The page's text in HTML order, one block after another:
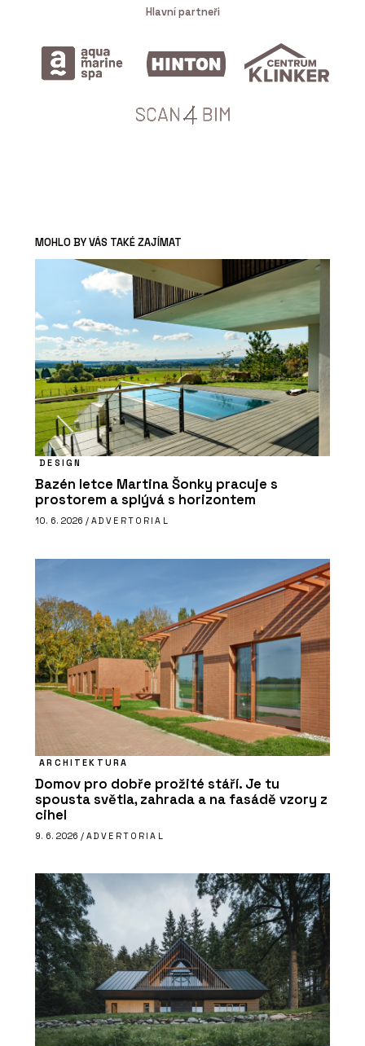
Hlavní partneři
MOHLO BY VÁS TAKÉ ZAJÍMAT
DESIGN
Bazén letce Martina Šonky pracuje s
prostorem a splývá s horizontem
10. 6. 2026 / ADVERTORIAL
ARCHITEKTURA
Domov pro dobře prožité stáří. Je tu
spousta světla, zahrada a na fasádě vzory z
cihel
9. 6. 2026 / ADVERTORIAL